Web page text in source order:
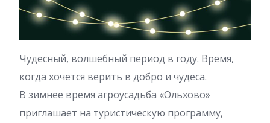
Чудесный, волшебный период в году. Время,
когда хочется верить в добро и чудеса.
В зимнее время агроусадьба «Ольхово»
приглашает на туристическую программу,